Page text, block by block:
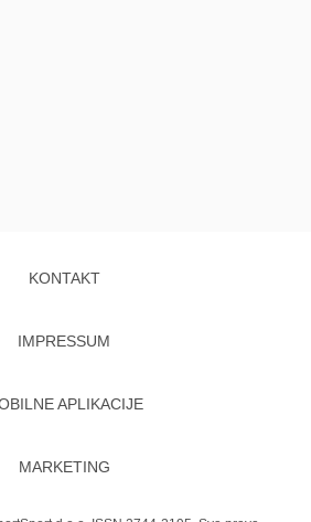
KONTAKT
IMPRESSUM
APLIKACIJE
MARKETING